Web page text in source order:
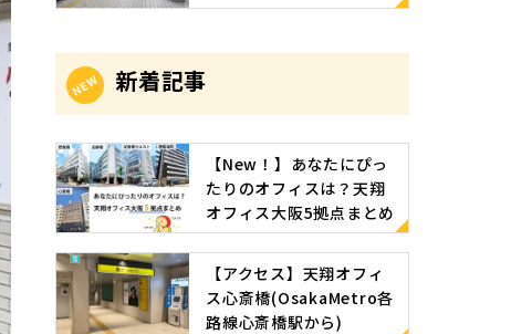
新着記事
【New！】あなたにぴっ
たりのオフィスは？天翔
オフィス大阪5拠点まとめ
【アクセス】天翔オフィ
ス心斎橋(OsakaMetro各
路線心斎橋駅から)